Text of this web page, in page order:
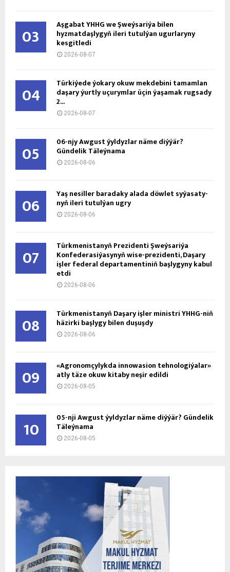
03 Aşgabat ÝHHG we Şweýsariýa bilen
hyzmatdaşlygyň ileri tutulýan ugurlaryny
kesgitledi
2026-08-07
04 Türkiýede ýokary okuw mekdebini tamamlan
daşary ýurtly uçurymlar üçin ýaşamak rugsady
2...
2026-08-07
05 06-njy Awgust ýyldyzlar näme diýýär?
Gündelik Täleýnama
2026-08-06
06 Ýaş ne­sil­ler ba­ra­da­ky ala­da döw­let sy­ýa­sa­ty­
nyň ile­ri tu­tul­ýan ug­ry
2026-08-06
07 Türkmenistanyň Prezidenti Şweýsariýa
Konfederasiýasynyň wise-prezidenti, Daşary
işler federal departamentiniň başlygyny kabul
etdi
2026-08-06
08 Türkmenistanyň Daşary işler ministri ÝHHG-niň
häzirki başlygy bilen duşuşdy
2026-08-06
09 «Agronomçylykda innowasion tehnologiýalar»
atly täze okuw kitaby neşir edildi
2026-08-05
10 05-nji Awgust ýyldyzlar näme diýýär? Gündelik
Täleýnama
2026-08-05